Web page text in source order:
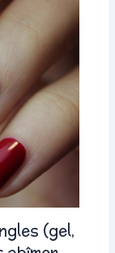
(gel,